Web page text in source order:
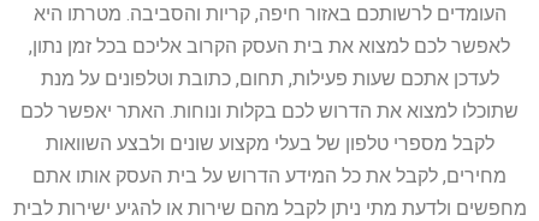
העומדים לרשותכם באזור חיפה, קריות והסביבה. מטרתו היא
לאפשר לכם למצוא את בית העסק הקרוב אליכם בכל זמן נתון,
לעדכן אתכם שעות פעילות, תחום, כתובת וטלפונים על מנת
שתוכלו למצוא את הדרוש לכם בקלות ונוחות. האתר יאפשר לכם
לקבל מספרי טלפון של בעלי מקצוע שונים ולבצע השוואות
מחירים, לקבל את כל המידע הדרוש על בית העסק אותו אתם
מחפשים ולדעת מתי ניתן לקבל מהם שירות או להגיע ישירות לבית